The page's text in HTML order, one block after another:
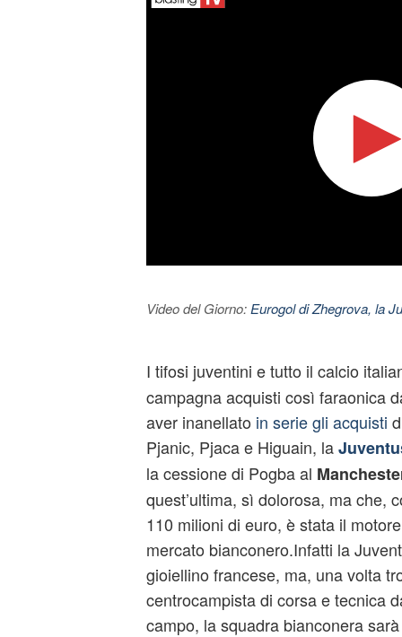
Video del Giorno: Eurogol di Zhegrova, la
I tifosi juventini e tutto il calcio
campagna acquisti così faraonica
aver inanellato in serie gli acquisti
Pjanic, Pjaca e Higuain, la
la cessione di Pogba al
quest’ultima, sì dolorosa, ma che,
110 milioni di euro, è stata il
mercato bianconero.Infatti la
gioiellino francese, ma, una volta
centrocampista di corsa e tecnica
campo, la squadra bianconera